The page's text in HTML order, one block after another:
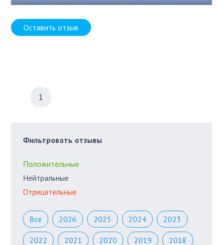
Оставить отзыв
1
Фильтровать отзывы
Положительные
Нейтральные
Отрицательные
Все 2026 2025 2024 2023
2022 2021 2020 2019 2018